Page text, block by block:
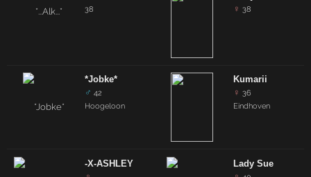
38
*Jobke*
♂ 42
Hoogeloon
-X-ASHLEY
♀ 38
Kumarii
♀ 36
Eindhoven
Lady Sue